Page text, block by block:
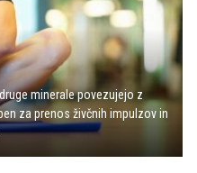
minerale povezujejo z
za prenos živčnih impulzov in